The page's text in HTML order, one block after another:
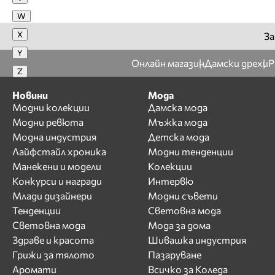
Illumminee
Ivan Donev
Ivanka Hristova
Ixtys
Jana Jekova
Jana Kodjangiulova
Jeni Style
Jovani
K
Karen Millen
KWIAT
L
La Cle
La Foi
W
X
Y
Z
Онлайн магазинДамски дрехи
Новини
Модни колекции
Модни ревюта
Модна индустрия
Лайфстайл хроника
Манекени и модели
Конкурси и награди
Млади дизайнери
Тенденции
Световна мода
Здраве и красота
Грижи за тялото
Аромати
Мода
Дамска мода
Мъжка мода
Детска мода
Модни тенденции
Колекции
Интервю
Модни съвети
Световна мода
Мода за дома
Шивашка индустрия
Пазаруване
Всичко за Коледа